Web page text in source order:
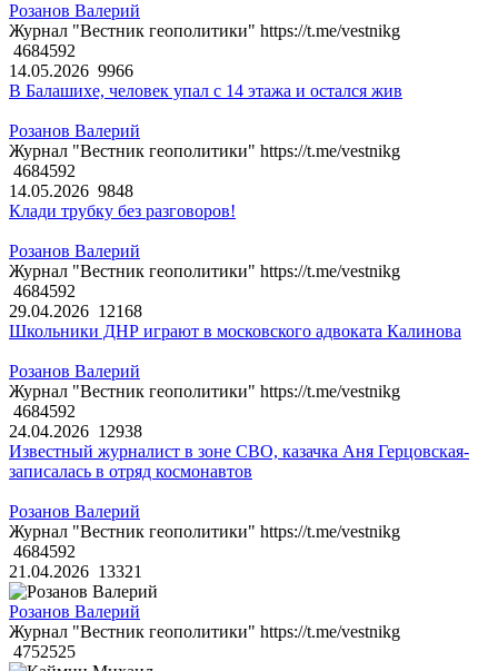
Розанов Валерий
Журнал "Вестник геополитики" https://t.me/vestnikg
4684592
14.05.2026 9966
В Балашихе, человек упал с 14 этажа и остался жив
Розанов Валерий
Журнал "Вестник геополитики" https://t.me/vestnikg
4684592
14.05.2026 9848
Клади трубку без разговоров!
Розанов Валерий
Журнал "Вестник геополитики" https://t.me/vestnikg
4684592
29.04.2026 12168
Школьники ДНР играют в московского адвоката Калинова
Розанов Валерий
Журнал "Вестник геополитики" https://t.me/vestnikg
4684592
24.04.2026 12938
Известный журналист в зоне СВО, казачка Аня Герцовская-
записалась в отряд космонавтов
Розанов Валерий
Журнал "Вестник геополитики" https://t.me/vestnikg
4684592
21.04.2026 13321
Розанов Валерий
Журнал "Вестник геополитики" https://t.me/vestnikg
4752525